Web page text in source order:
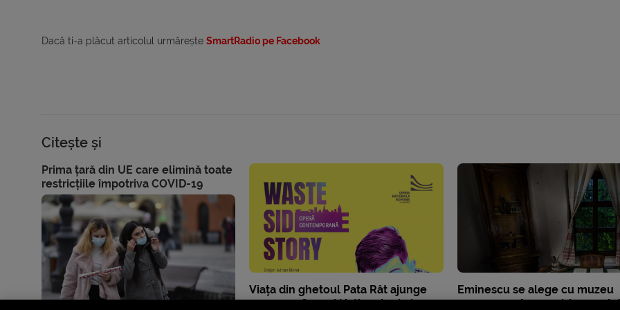
Dacă ti-a plăcut articolul urmărește SmartRadio pe Facebook
Citește și
Prima țară din UE care elimină toate
restricțiile împotriva COVID-19
Viața din ghetoul Pata Rât ajunge
pe scena Operei Naționale de la
Eminescu se alege cu muzeu
comun româno-moldovean